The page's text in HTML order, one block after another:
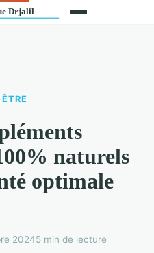
naturels
optimale
20245 min de lecture